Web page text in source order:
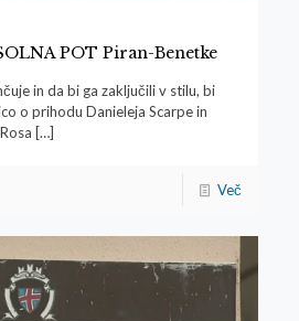
POT Piran-Benetke
in da bi ga zaključili v stilu, bi
o prihodu Danieleja Scarpe in
[…]
Več